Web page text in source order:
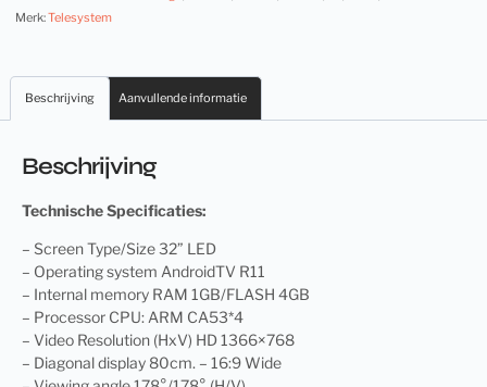
Merk:Telesystem
Beschrijving Aanvullende informatie
Beschrijving
Technische Specificaties:
– Screen Type/Size 32” LED
– Operating system AndroidTV R11
– Internal memory RAM 1GB/FLASH 4GB
– Processor CPU: ARM CA53*4
– Video Resolution (HxV) HD 1366×768
– Diagonal display 80cm. – 16:9 Wide